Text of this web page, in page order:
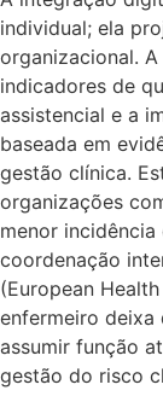
individual; ela
organizacional.
indicadores de
assistencial e a
baseada em
gestão clínica.
organizações
menor
coordenação
(European
enfermeiro deixa
assumir função
gestão do risco